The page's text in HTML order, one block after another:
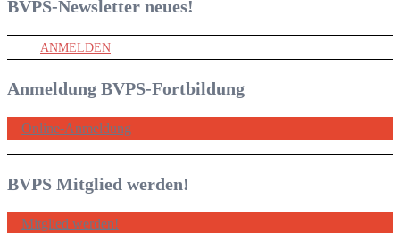
BVPS-Newsletter neues!
ANMELDEN
Anmeldung BVPS-Fortbildung
Online-Anmeldung
BVPS Mitglied werden!
Mitglied werden!